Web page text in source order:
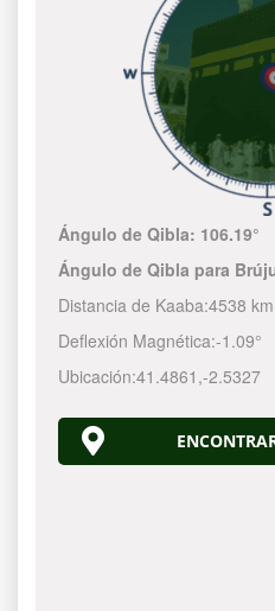
Ángulo de Qibla: 106.19°
Ángulo de Qibla para
Distancia de Kaaba:4538 km
Deflexión Magnética:-1.09°
Ubicación:41.4861 ,-2.5327